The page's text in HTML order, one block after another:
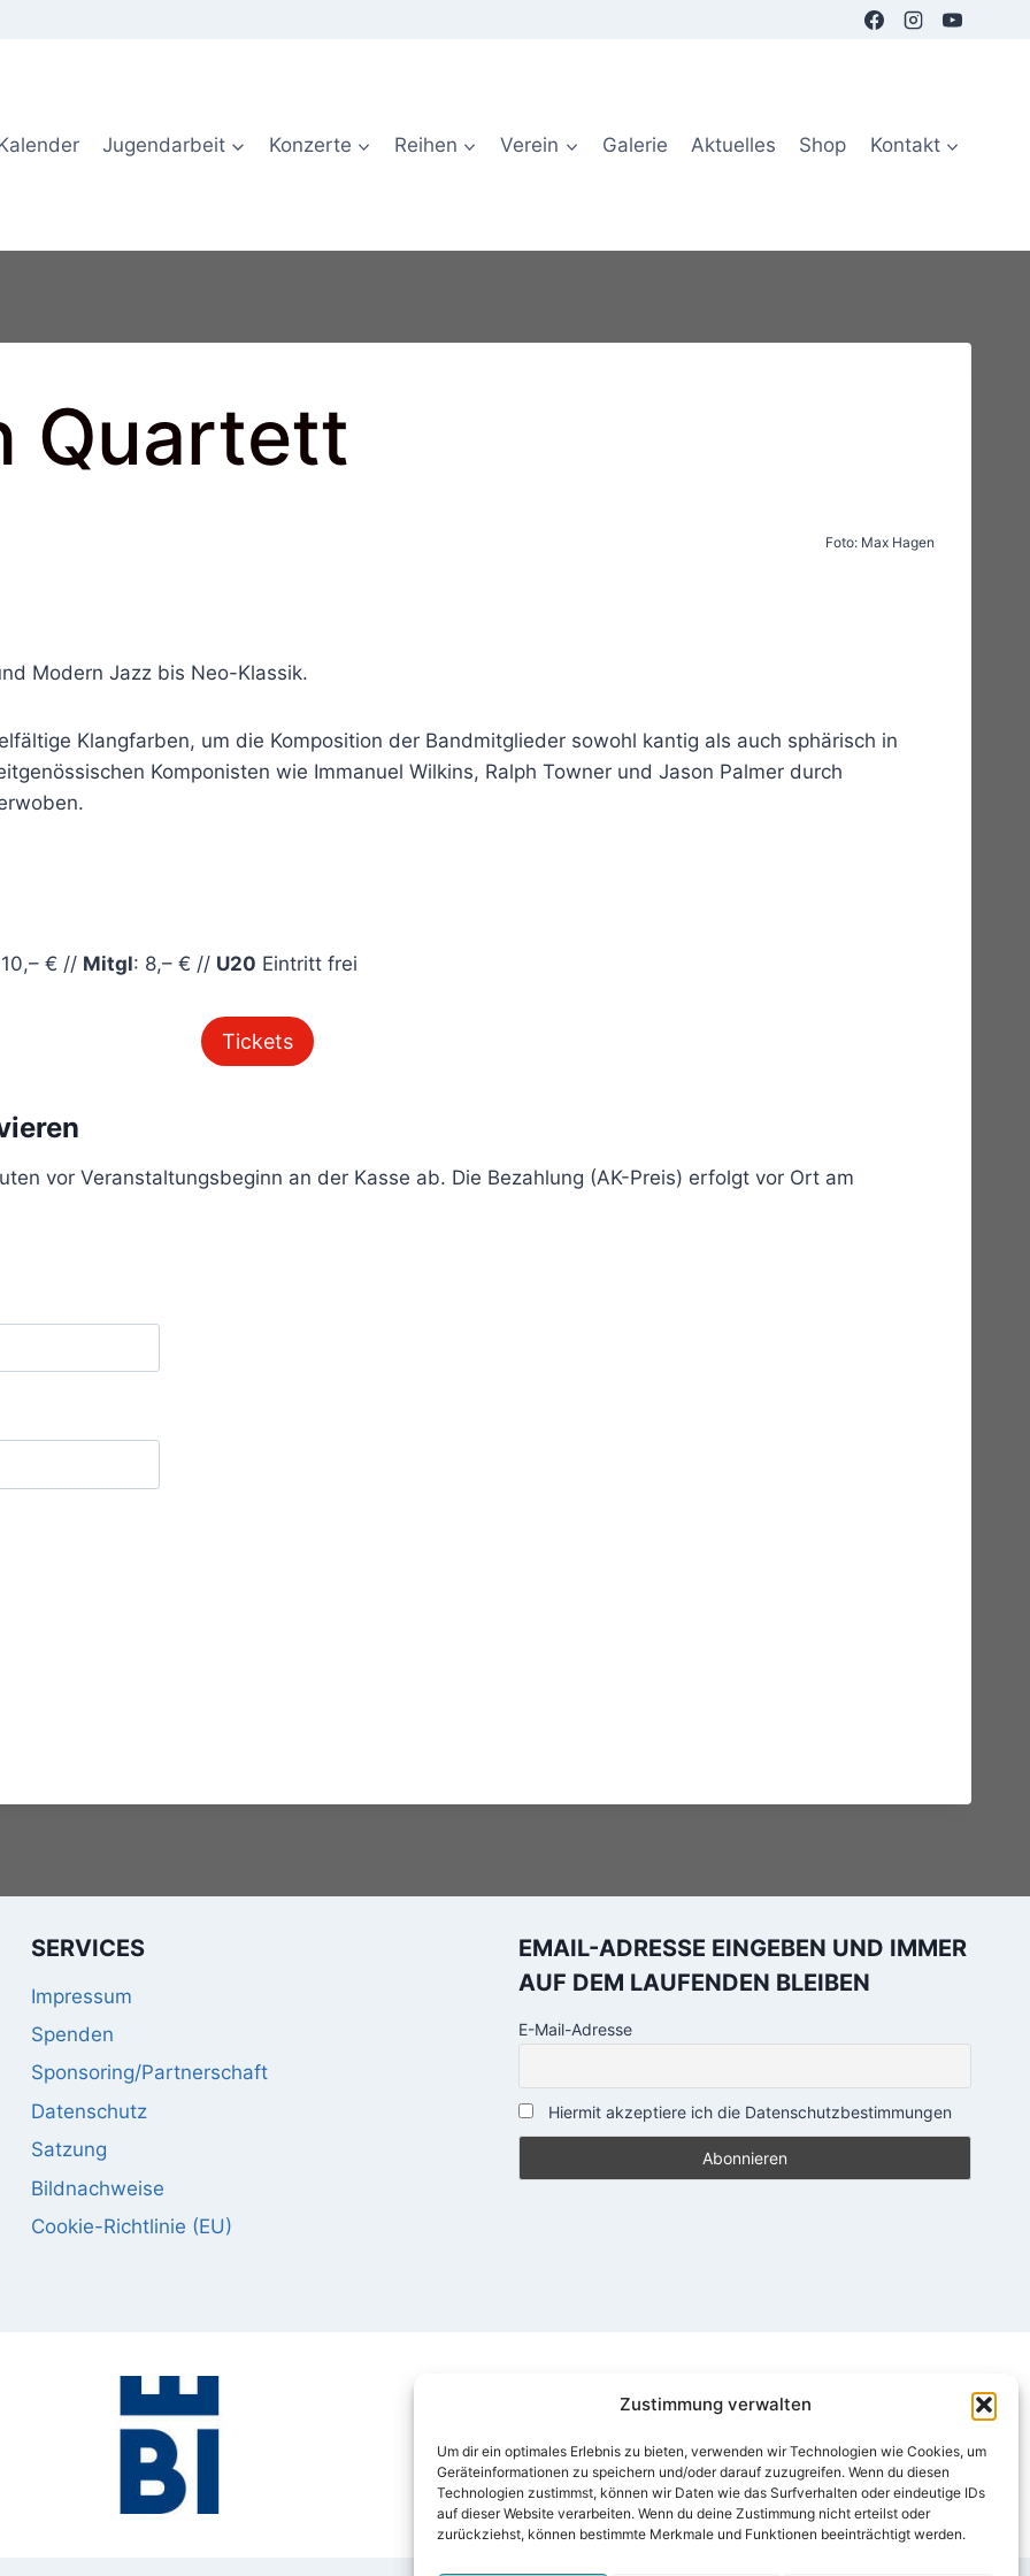
Zustimmung verwalten
Um dir ein optimales Erlebnis zu bieten, verwenden wir Technologien wie Cookies, um
Geräteinformationen zu speichern und/oder darauf zuzugreifen. Wenn du diesen
Technologien zustimmst, können wir Daten wie das Surfverhalten oder eindeutige IDs
auf dieser Website verarbeiten. Wenn du deine Zustimmung nicht erteilst oder
zurückziehst, können bestimmte Merkmale und Funktionen beeinträchtigt werden.
Jugendarbeit Konzerte Reihen Verein Galerie Aktuelles Shop Kontakt
Quartett
Foto: Max Hagen
Modern Jazz bis Neo-Klassik.
Klangfarben, um die Komposition der Bandmitglieder sowohl kantig als auch sphärisch in
Komponisten wie Immanuel Wilkins, Ralph Towner und Jason Palmer durch
€ // Mitgl: 8,– € // U20 Eintritt frei
Tickets
vor Veranstaltungsbeginn an der Kasse ab. Die Bezahlung (AK-Preis) erfolgt vor Ort am
SERVICES
Impressum
Spenden
Sponsoring/Partnerschaft
Datenschutz
Satzung
Bildnachweise
Cookie-Richtlinie (EU)
EMAIL-ADRESSE EINGEBEN UND IMMER
AUF DEM LAUFENDEN BLEIBEN
E-Mail-Adresse
Hiermit akzeptiere ich die Datenschutzbestimmungen